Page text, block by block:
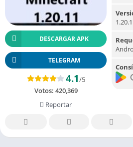
DESCARGAR APK
TELEGRAM
4.1/5
Votos: 420,369
Reportar